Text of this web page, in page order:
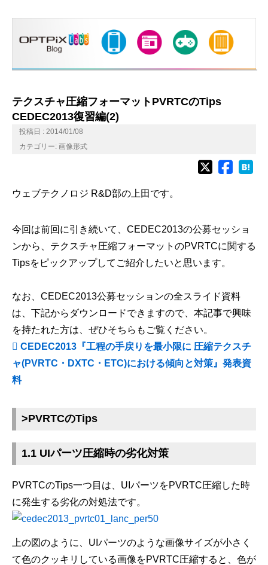
テクスチャ圧縮フォーマットPVRTCのTips
CEDEC2013復習編(2)
投稿日 : 2014/01/08
カテゴリー: 画像形式
ウェブテクノロジ R&D部の上田です。
今回は前回に引き続いて、CEDEC2013の公募セッショ
ンから、テクスチャ圧縮フォーマットのPVRTCに関する
Tipsをピックアップしてご紹介したいと思います。
なお、CEDEC2013公募セッションの全スライド資料
は、下記からダウンロードできますので、本記事で興味
を持たれた方は、ぜひそちらもご覧ください。
CEDEC2013『工程の手戻りを最小限に 圧縮テクスチ
ャ(PVRTC・DXTC・ETC)における傾向と対策』発表資
料
>PVRTCのTips
1.1 UIパーツ圧縮時の劣化対策
PVRTCのTips一つ目は、UIパーツをPVRTC圧縮した時
に発生する劣化の対処法です。
上の図のように、UIパーツのような画像サイズが小さく
て色のクッキリしている画像をPVRTC圧縮すると、色が